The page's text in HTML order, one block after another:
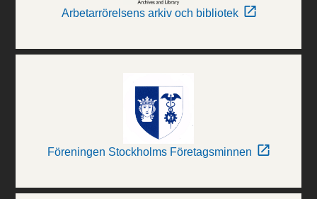
Arbetarrörelsens arkiv och bibliotek
Föreningen Stockholms Företagsminnen